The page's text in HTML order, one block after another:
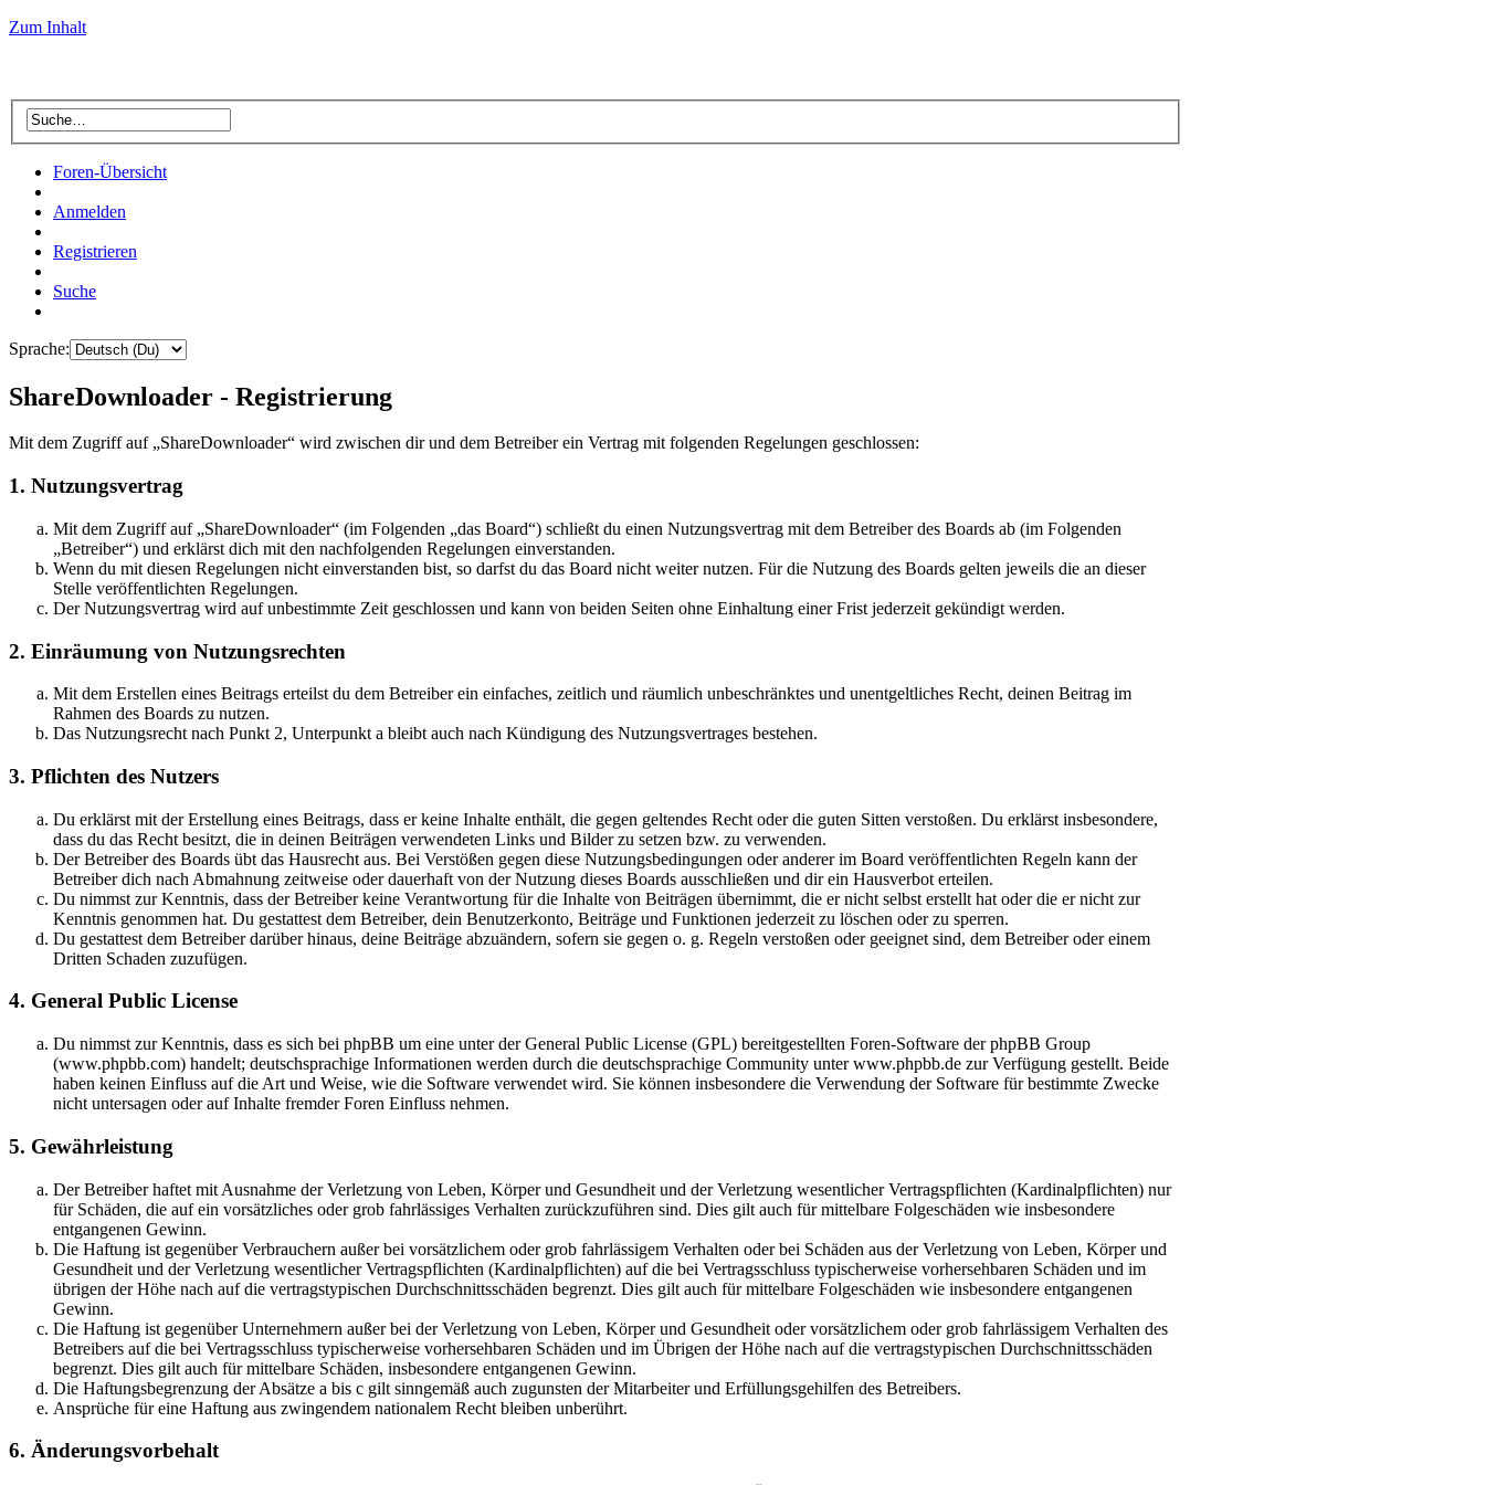
Zum Inhalt
Foren-Übersicht
Anmelden
Registrieren
Suche
Sprache:
ShareDownloader - Registrierung
Mit dem Zugriff auf „ShareDownloader“ wird zwischen dir und dem Betreiber ein Vertrag mit folgenden Regelungen geschlossen:
1. Nutzungsvertrag
Mit dem Zugriff auf „ShareDownloader“ (im Folgenden „das Board“) schließt du einen Nutzungsvertrag mit dem Betreiber des Boards ab (im Folgenden
„Betreiber“) und erklärst dich mit den nachfolgenden Regelungen einverstanden.
Wenn du mit diesen Regelungen nicht einverstanden bist, so darfst du das Board nicht weiter nutzen. Für die Nutzung des Boards gelten jeweils die an dieser
Stelle veröffentlichten Regelungen.
Der Nutzungsvertrag wird auf unbestimmte Zeit geschlossen und kann von beiden Seiten ohne Einhaltung einer Frist jederzeit gekündigt werden.
2. Einräumung von Nutzungsrechten
Mit dem Erstellen eines Beitrags erteilst du dem Betreiber ein einfaches, zeitlich und räumlich unbeschränktes und unentgeltliches Recht, deinen Beitrag im
Rahmen des Boards zu nutzen.
Das Nutzungsrecht nach Punkt 2, Unterpunkt a bleibt auch nach Kündigung des Nutzungsvertrages bestehen.
3. Pflichten des Nutzers
Du erklärst mit der Erstellung eines Beitrags, dass er keine Inhalte enthält, die gegen geltendes Recht oder die guten Sitten verstoßen. Du erklärst insbesondere,
dass du das Recht besitzt, die in deinen Beiträgen verwendeten Links und Bilder zu setzen bzw. zu verwenden.
Der Betreiber des Boards übt das Hausrecht aus. Bei Verstößen gegen diese Nutzungsbedingungen oder anderer im Board veröffentlichten Regeln kann der
Betreiber dich nach Abmahnung zeitweise oder dauerhaft von der Nutzung dieses Boards ausschließen und dir ein Hausverbot erteilen.
Du nimmst zur Kenntnis, dass der Betreiber keine Verantwortung für die Inhalte von Beiträgen übernimmt, die er nicht selbst erstellt hat oder die er nicht zur
Kenntnis genommen hat. Du gestattest dem Betreiber, dein Benutzerkonto, Beiträge und Funktionen jederzeit zu löschen oder zu sperren.
Du gestattest dem Betreiber darüber hinaus, deine Beiträge abzuändern, sofern sie gegen o. g. Regeln verstoßen oder geeignet sind, dem Betreiber oder einem
Dritten Schaden zuzufügen.
4. General Public License
Du nimmst zur Kenntnis, dass es sich bei phpBB um eine unter der General Public License (GPL) bereitgestellten Foren-Software der phpBB Group
(www.phpbb.com) handelt; deutschsprachige Informationen werden durch die deutschsprachige Community unter www.phpbb.de zur Verfügung gestellt. Beide
haben keinen Einfluss auf die Art und Weise, wie die Software verwendet wird. Sie können insbesondere die Verwendung der Software für bestimmte Zwecke
nicht untersagen oder auf Inhalte fremder Foren Einfluss nehmen.
5. Gewährleistung
Der Betreiber haftet mit Ausnahme der Verletzung von Leben, Körper und Gesundheit und der Verletzung wesentlicher Vertragspflichten (Kardinalpflichten) nur
für Schäden, die auf ein vorsätzliches oder grob fahrlässiges Verhalten zurückzuführen sind. Dies gilt auch für mittelbare Folgeschäden wie insbesondere
entgangenen Gewinn.
Die Haftung ist gegenüber Verbrauchern außer bei vorsätzlichem oder grob fahrlässigem Verhalten oder bei Schäden aus der Verletzung von Leben, Körper und
Gesundheit und der Verletzung wesentlicher Vertragspflichten (Kardinalpflichten) auf die bei Vertragsschluss typischerweise vorhersehbaren Schäden und im
übrigen der Höhe nach auf die vertragstypischen Durchschnittsschäden begrenzt. Dies gilt auch für mittelbare Folgeschäden wie insbesondere entgangenen
Gewinn.
Die Haftung ist gegenüber Unternehmern außer bei der Verletzung von Leben, Körper und Gesundheit oder vorsätzlichem oder grob fahrlässigem Verhalten des
Betreibers auf die bei Vertragsschluss typischerweise vorhersehbaren Schäden und im Übrigen der Höhe nach auf die vertragstypischen Durchschnittsschäden
begrenzt. Dies gilt auch für mittelbare Schäden, insbesondere entgangenen Gewinn.
Die Haftungsbegrenzung der Absätze a bis c gilt sinngemäß auch zugunsten der Mitarbeiter und Erfüllungsgehilfen des Betreibers.
Ansprüche für eine Haftung aus zwingendem nationalem Recht bleiben unberührt.
6. Änderungsvorbehalt